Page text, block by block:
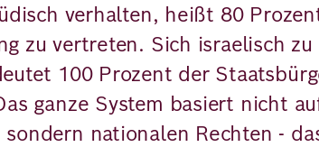
verhalten, heißt 80
zu vertreten. Sich israelisch zu
100 Prozent der
ganze System basiert nicht
nationalen Rechten -